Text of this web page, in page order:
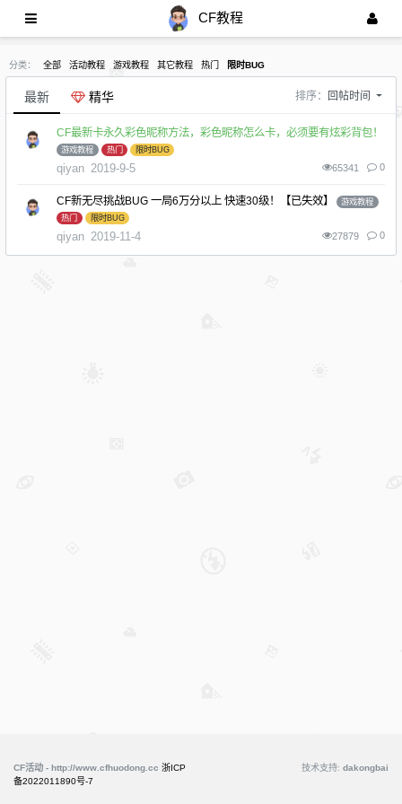
CF教程
分类： 全部 活动教程 游戏教程 其它教程 热门 限时BUG
最新 精华 排序： 回帖时间
CF最新卡永久彩色昵称方法，彩色昵称怎么卡，必须要有炫彩背包！
游戏教程 热门 限时BUG
qiyan 2019-9-5 65341 0
CF新无尽挑战BUG 一局6万分以上 快速30级！【已失效】
游戏教程
热门
限时BUG
qiyan 2019-11-4 27879 0
CF活动 - http://www.cfhuodong.cc 浙ICP
备2022011890号-7
技术支持: dakongbai